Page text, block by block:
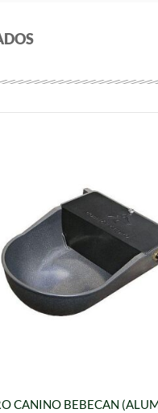
CANINO BEBECAN